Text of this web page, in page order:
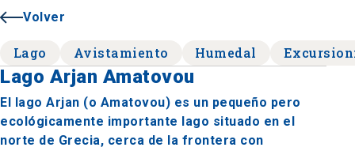
Volver
Lago Avistamiento Humedal
Lago Arjan Amatovou
El lago Arjan (o Amatovou) es un pequeño pero
ecológicamente importante lago situado en el
norte de Grecia, cerca de la frontera con